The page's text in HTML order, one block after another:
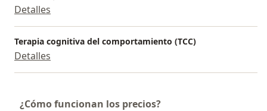
Detalles
Terapia cognitiva del comportamiento (TCC)
Detalles
¿Cómo funcionan los precios?